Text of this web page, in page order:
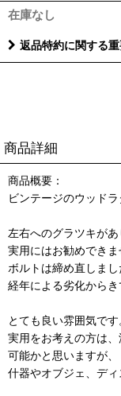
在庫なし
返品特約に関する
商品詳細
商品概要：
ビンテージのウッドラ
左右へのグラツキがあ
実用にはお勧めできま
ボルトは締め直しま
経年による劣化からき
とても良い雰囲気です
実用をお考えの方は
可能かと思いますが、
什器やオブジェ、ディ